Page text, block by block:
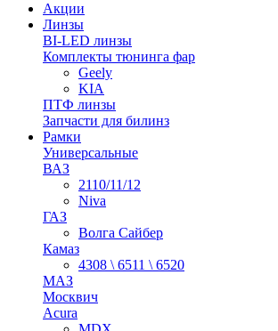
Акции
Линзы
BI-LED линзы
Комплекты тюнинга фар
Geely
KIA
ПТФ линзы
Запчасти для билинз
Рамки
Универсальные
ВАЗ
2110/11/12
Niva
ГАЗ
Волга Сайбер
Камаз
4308 \ 6511 \ 6520
МАЗ
Москвич
Acura